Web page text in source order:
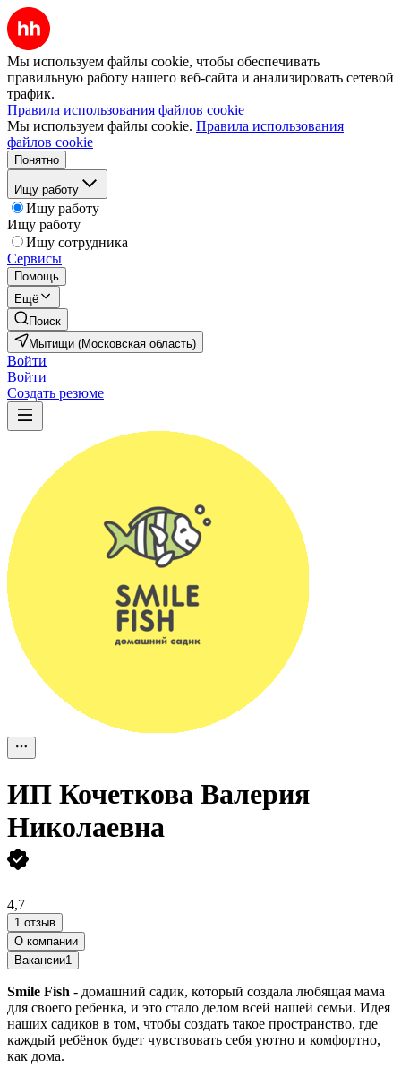
Мы используем файлы cookie, чтобы обеспечивать
правильную работу нашего веб-сайта и анализировать сетевой
трафик.
Правила использования файлов cookie
Мы используем файлы cookie. Правила использования
файлов cookie
Понятно
Ищу работу
Ищу работу
Ищу работу
Ищу сотрудника
Сервисы
Помощь
Ещё
Поиск
Мытищи (Московская область)
Войти
Войти
Создать резюме
ИП Кочеткова Валерия
Николаевна
4,7
1 отзыв
О компании
Вакансии1
Smile Fish - домашний садик, который создала любящая мама
для своего ребенка, и это стало делом всей нашей семьи. Идея
наших садиков в том, чтобы создать такое пространство, где
каждый ребёнок будет чувствовать себя уютно и комфортно,
как дома.